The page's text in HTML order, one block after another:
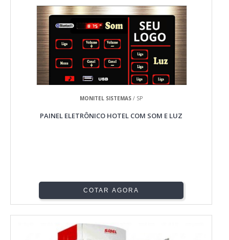
MONITEL SISTEMAS / SP
PAINEL ELETRÔNICO HOTEL COM SOM E LUZ
COTAR AGORA